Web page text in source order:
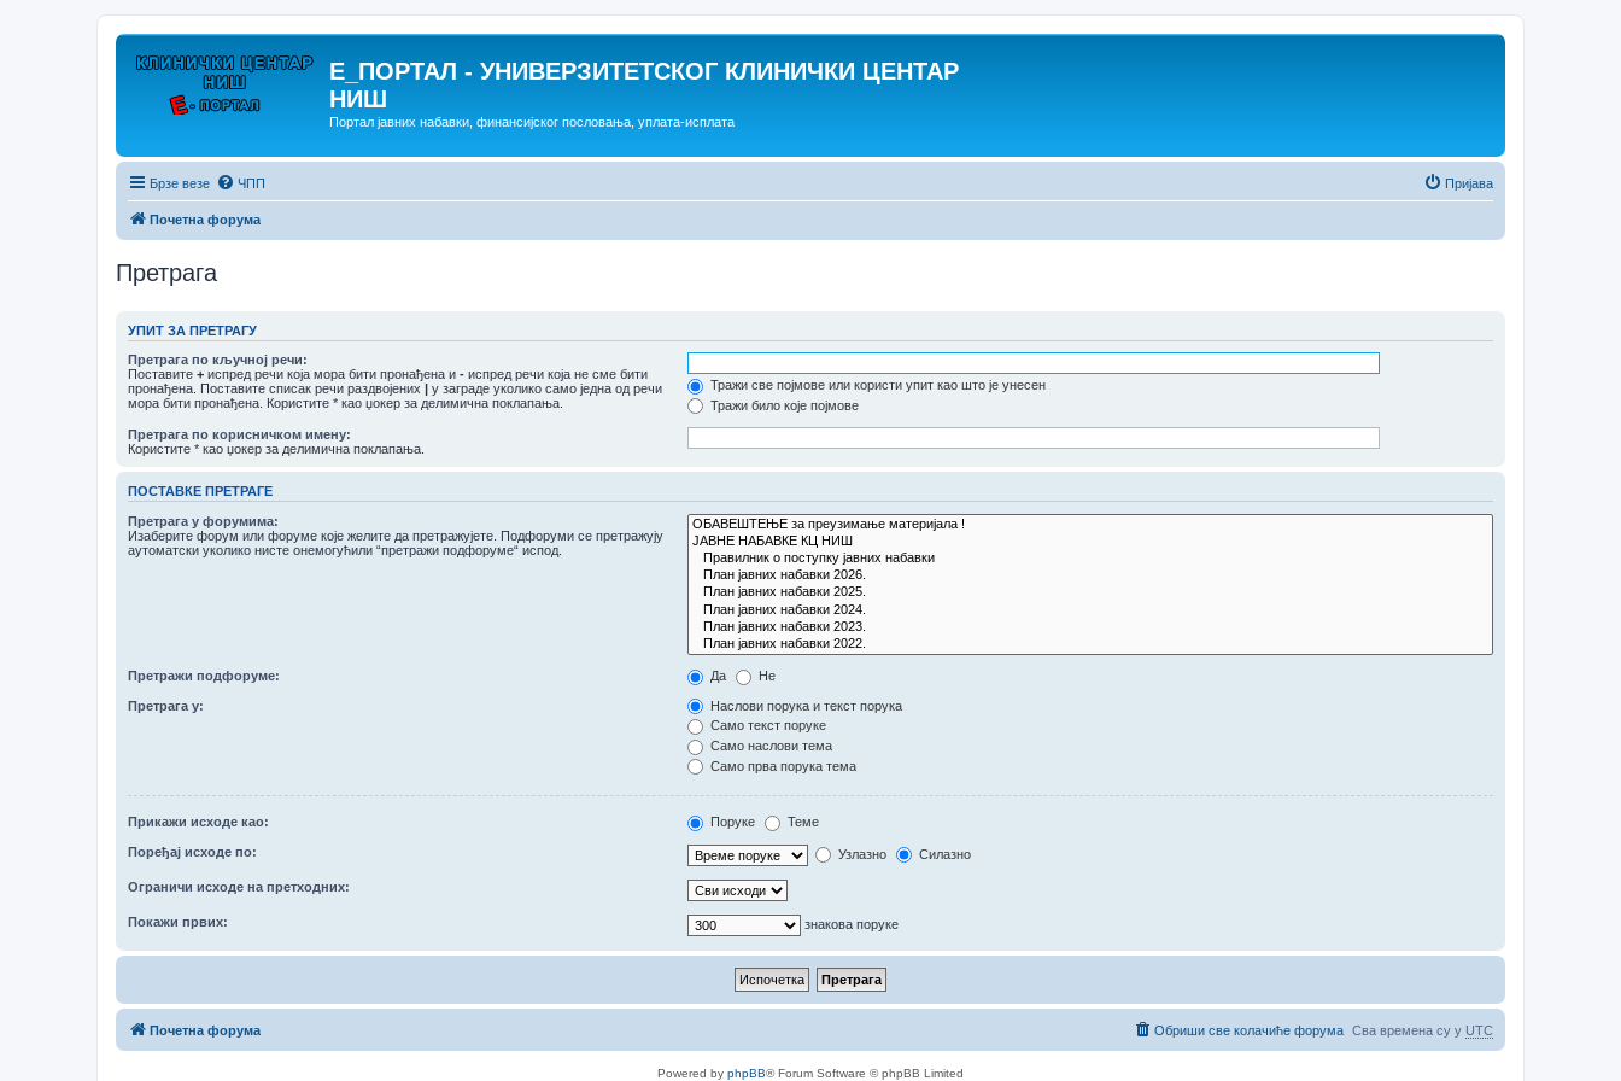
E_ПОРТАЛ - УНИВЕРЗИТЕТСКОГ КЛИНИЧКИ ЦЕНТАР
НИШ
Портал јавних набавки, финансијског пословања, уплата-исплата
Брзе везе ЧПП Пријава
Почетна форума
Претрага
УПИТ ЗА ПРЕТРАГУ
Претрага по кључној речи:
Поставите + испред речи која мора бити пронађена и - испред речи која не сме бити
пронађена. Поставите списак речи раздвојених | у заграде уколико само једна од речи
мора бити пронађена. Користите * као џокер за делимична поклапања.
Тражи све појмове или користи упит као што је унесен
Тражи било које појмове
Претрага по корисничком имену:
Користите * као џокер за делимична поклапања.
ПОСТАВКЕ ПРЕТРАГЕ
Претрага у форумима:
Изаберите форум или форуме које желите да претражујете. Подфоруми се претражују
аутоматски уколико нисте онемогућили “претражи подфоруме“ испод.
Претражи подфоруме: Да Не
Претрага у:
Наслови порука и текст порука
Само текст поруке
Само наслови тема
Само прва порука тема
Прикажи исходе као: Поруке Теме
Поређај исходе по: Узлазно Силазно
Ограничи исходе на претходних:
Покажи првих: знакова поруке
Почетна форума Сва времена су у UTC
Обриши све колачиће форума
Powered by phpBB® Forum Software © phpBB Limited